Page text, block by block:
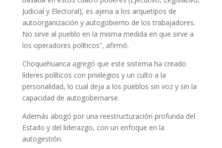
Judicial y Electoral), es ajena a los arquetipos de
autoorganización y autogobierno de los trabajadores.
No sirve al pueblo en la misma medida en que sirve a
los operadores políticos”, afirmó.
Choquehuanca agregó que este sistema ha creado
líderes políticos con privilegios y un culto a la
personalidad, lo cual deja a los pueblos sin voz y sin la
capacidad de autogobernarse.
Además abogó por una reestructuración profunda del
Estado y del liderazgo, con un enfoque en la
autogestión.